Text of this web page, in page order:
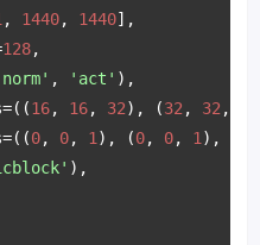
, 1440, 1440],
128,
, 'act' ),
16, 16, 32), (32 , 32 ,
0, 0, 1 ), (0, 0, 1 ), (
),